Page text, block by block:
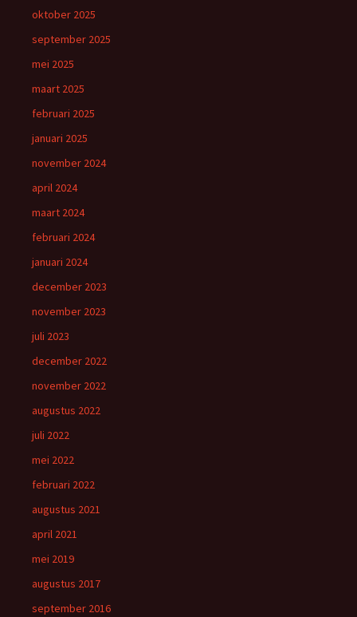
oktober 2025
september 2025
mei 2025
maart 2025
februari 2025
januari 2025
november 2024
april 2024
maart 2024
februari 2024
januari 2024
december 2023
november 2023
juli 2023
december 2022
november 2022
augustus 2022
juli 2022
mei 2022
februari 2022
augustus 2021
april 2021
mei 2019
augustus 2017
september 2016